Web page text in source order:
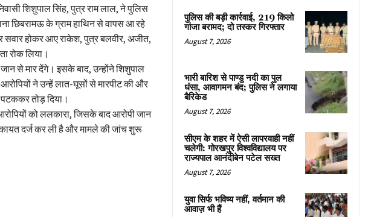
शिशुपाल सिंह, पुत्र राम लाल, ने पुलिस
छिबरामऊ के ग्राम हाथिन से वापस आ रहे
सवार होकर आए राकेश, पुत्र बलवीर, अजीत,
रोक लिया।
जान से मार देंगे। इसके बाद, उन्होंने शिशुपाल
ने उन्हें लात-घूसों से मारपीट की और
तोड़ दिया।
को ललकारा, जिसके बाद आरोपी जान
दर्ज कर ली है और मामले की जांच शुरू
पुलिस की बड़ी कार्रवाई, 219 किलो
गांजा बरामद; दो तस्कर गिरफ्तार
August 7, 2026
भारी बारिश से पाण्डु नदी का पुल
धंसा, आवागमन बंद; पुलिस ने लगाया
बैरिकेड
August 7, 2026
सीएम के शहर में ऐसी लापरवाही नहीं
चलेगी: गोरखपुर विश्वविद्यालय पर
राज्यपाल आनंदीबेन पटेल सख्त
August 7, 2026
युवा सिर्फ भविष्य नहीं, वर्तमान की
आवाज़ भी हैं